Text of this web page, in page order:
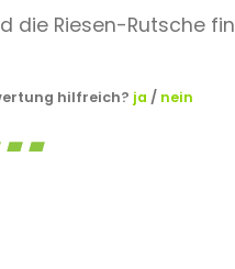
Riesen-Rutsche
hilfreich? ja / nein